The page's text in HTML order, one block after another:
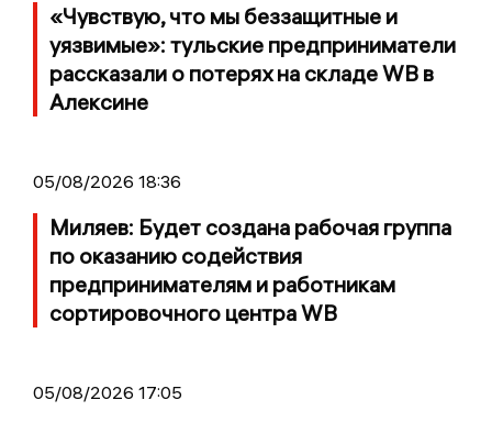
«Чувствую, что мы беззащитные и
уязвимые»: тульские предприниматели
рассказали о потерях на складе WB в
Алексине
05/08/2026 18:36
Миляев: Будет создана рабочая группа
по оказанию содействия
предпринимателям и работникам
сортировочного центра WB
05/08/2026 17:05